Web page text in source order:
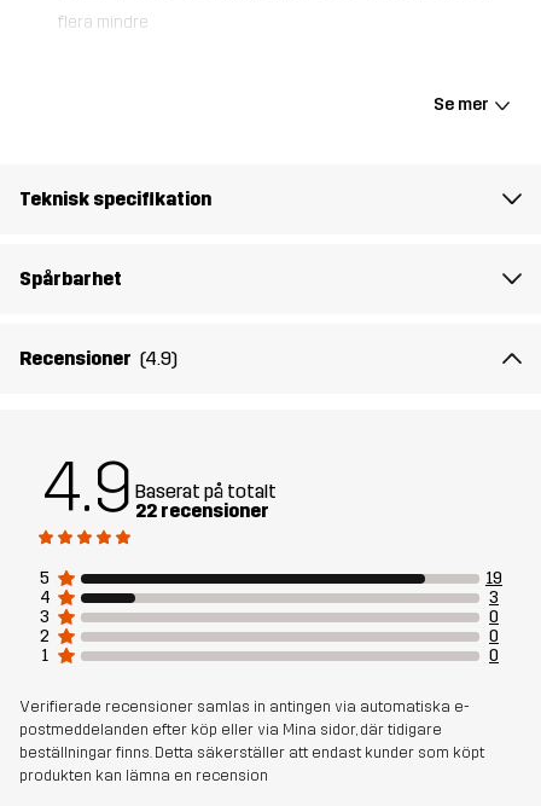
flera mindre
Bag 120L väskan att lita på. Med hela 120 liters kapacitet är den
enkel förvaring. Det rymliga huvudfacket gör packningen smidig,
den som ryggsäck, över axeln eller stående – och stoppa undan
dragkedjorna är täckta för att stå emot fukt. Oavsett om du ska ut
73 x 40 x 41 cm
Polyurethane
Fyllning 1 100% Polyester
Vikt 1835g
Skapad för
Se mer
Teknisk specifikation
Spårbarhet
Recensioner (4.9)
4.9 Baserat på totalt
22 recensioner
5
19
4
3
3
0
2
0
1
0
Verifierade recensioner samlas in antingen via automatiska e-
postmeddelanden efter köp eller via Mina sidor, där tidigare
beställningar finns. Detta säkerställer att endast kunder som köpt
produkten kan lämna en recension